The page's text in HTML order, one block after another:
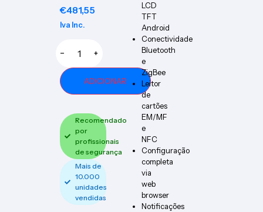
€481,55
Iva Inc.
− +
ADICIONAR
Recomendado
por
profissionais
de segurança
Mais de
10.000
unidades
vendidas
LCD
TFT
Android
Conectividade
Bluetooth
e
ZigBee
Leitor
de
cartões
EM/MF
e
NFC
Configuração
completa
via
web
browser
Notificações